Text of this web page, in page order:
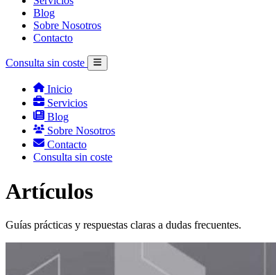
Blog
Sobre Nosotros
Contacto
Consulta sin coste
Inicio
Servicios
Blog
Sobre Nosotros
Contacto
Consulta sin coste
Artículos
Guías prácticas y respuestas claras a dudas frecuentes.